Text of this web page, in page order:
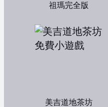
祖瑪完全版
美吉道地茶坊